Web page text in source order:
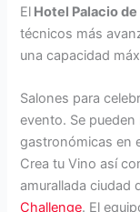
El Hotel Palacio
técnicos más
una capacidad
Salones para
evento. Se
gastronómicas en
Crea tu Vino así
amurallada ciudad
Challenge. El